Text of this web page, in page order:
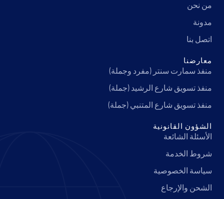
من نحن
مدونة
اتصل بنا
معارضنا
منفذ سمارت سنتر (مفرد وجملة)
منفذ تسويق شارع الرشيد (جملة)
منفذ تسويق شارع المتنبي (جملة)
الشؤون القانونية
الأسئلة الشائعة
شروط الخدمة
سياسة الخصوصية
الشحن والإرجاع